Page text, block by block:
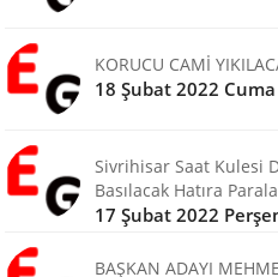
KORUCU CAMİ
18 Şubat 2022 Cuma
Sivrihisar Saat Kulesi
Basılacak Hatıra
17 Şubat 2022
BAŞKAN ADAYI